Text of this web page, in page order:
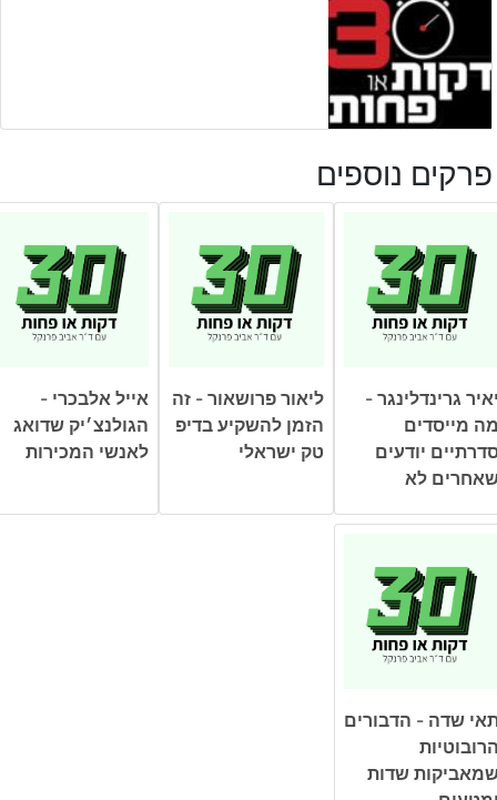
פרקים נוספים
גרינדלינגר -
מייסדים
יודעים
לא
ליאור פרושאור - זה
הזמן להשקיע בדיפ
טק ישראלי
אייל אלבכרי -
הגולנצ׳יק שדואג
לאנשי המכירות
שדה - הדבורים
שדות